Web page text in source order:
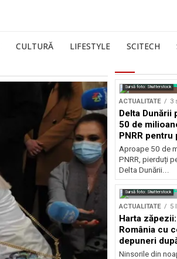
CULTURĂ LIFESTYLE SCITECH
Sursă foto: Shutterstock
ACTUALITATE 3
Delta Dunării
50 de
PNRR
esențiale
Aproape 50 de
PNRR, pierduți
Delta Dunării...
Sursă foto: Shutterstock
ACTUALITATE 5
Harta
România cu
depuneri
Ninsorile din